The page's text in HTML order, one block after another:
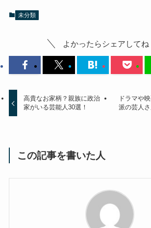
未分類
よかったらシェアしてね
高貴なお家柄？親族に政治
家がいる芸能人30選！
ドラマや
派の芸人
この記事を書いた人